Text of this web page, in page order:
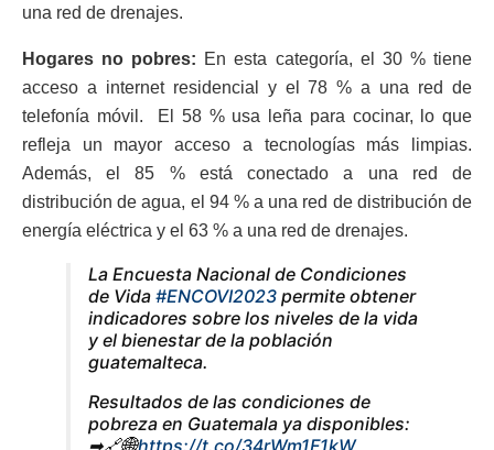
una red de drenajes.
Hogares no pobres: En esta categoría, el 30 % tiene
acceso a internet residencial y el 78 % a una red de
telefonía móvil. El 58 % usa leña para cocinar, lo que
refleja un mayor acceso a tecnologías más limpias.
Además, el 85 % está conectado a una red de
distribución de agua, el 94 % a una red de distribución de
energía eléctrica y el 63 % a una red de drenajes.
La Encuesta Nacional de Condiciones
de Vida #ENCOVI2023 permite obtener
indicadores sobre los niveles de la vida
y el bienestar de la población
guatemalteca.
Resultados de las condiciones de
pobreza en Guatemala ya disponibles: